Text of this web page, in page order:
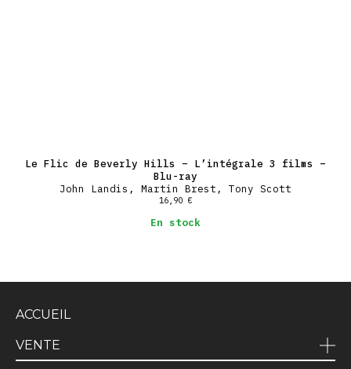
Le Flic de Beverly Hills – L’intégrale 3 films –
Blu-ray
John Landis, Martin Brest, Tony Scott
16,90 €
En stock
ACCUEIL
VENTE